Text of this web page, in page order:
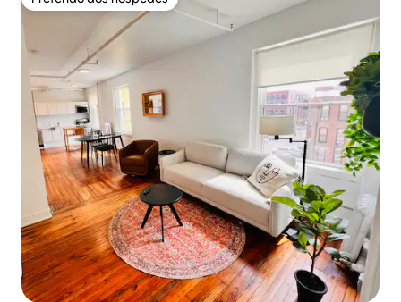
Preferido dos hóspedes